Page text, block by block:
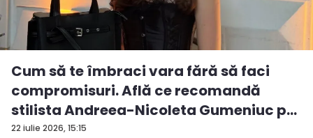
22 iulie 2026, 15:15
Cum să te îmbraci vara fără să faci
compromisuri. Află ce recomandă
stilista Andreea-Nicoleta Gumeniuc p...